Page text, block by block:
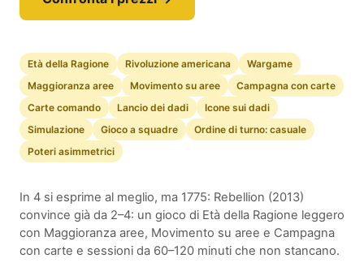
Età della Ragione Rivoluzione americana
Wargame
Maggioranza aree
Movimento su aree
Campagna con carte
Carte comando
Lancio dei dadi
Icone sui dadi
Simulazione
Gioco a squadre
Ordine di turno: casuale
Poteri asimmetrici
In 4 si esprime al meglio, ma 1775: Rebellion (2013)
convince già da 2–4: un gioco di Età della Ragione leggero
con Maggioranza aree, Movimento su aree e Campagna
con carte e sessioni da 60–120 minuti che non stancano.